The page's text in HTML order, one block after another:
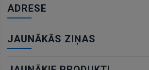
ADRESE
JAUNĀKĀS ZIŅAS